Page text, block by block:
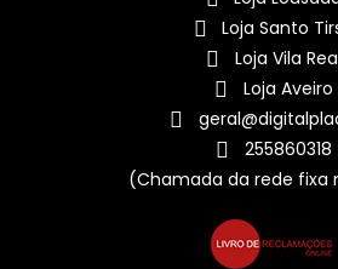
Loja Santo
Loja Vila
Loja Aveiro
255860318
(Chamada da rede fixa